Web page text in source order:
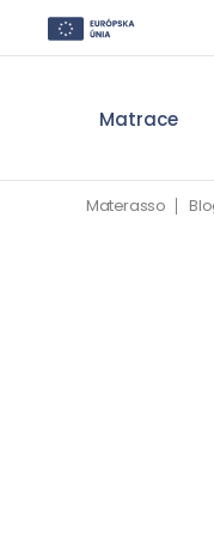
Matrace
Materasso